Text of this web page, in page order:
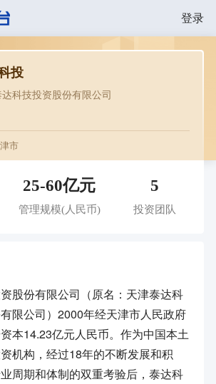
登录
投
科技投资股份有限公司
市
25-60亿元
管理规模(人民币)
5
投资团队
股份有限公司（原名：天津泰达科
限公司）2000年经天津市人民政府
本14.23亿元人民币。作为中国本土
机构，经过18年的不断发展和积
周期和体制的双重考验后，泰达科